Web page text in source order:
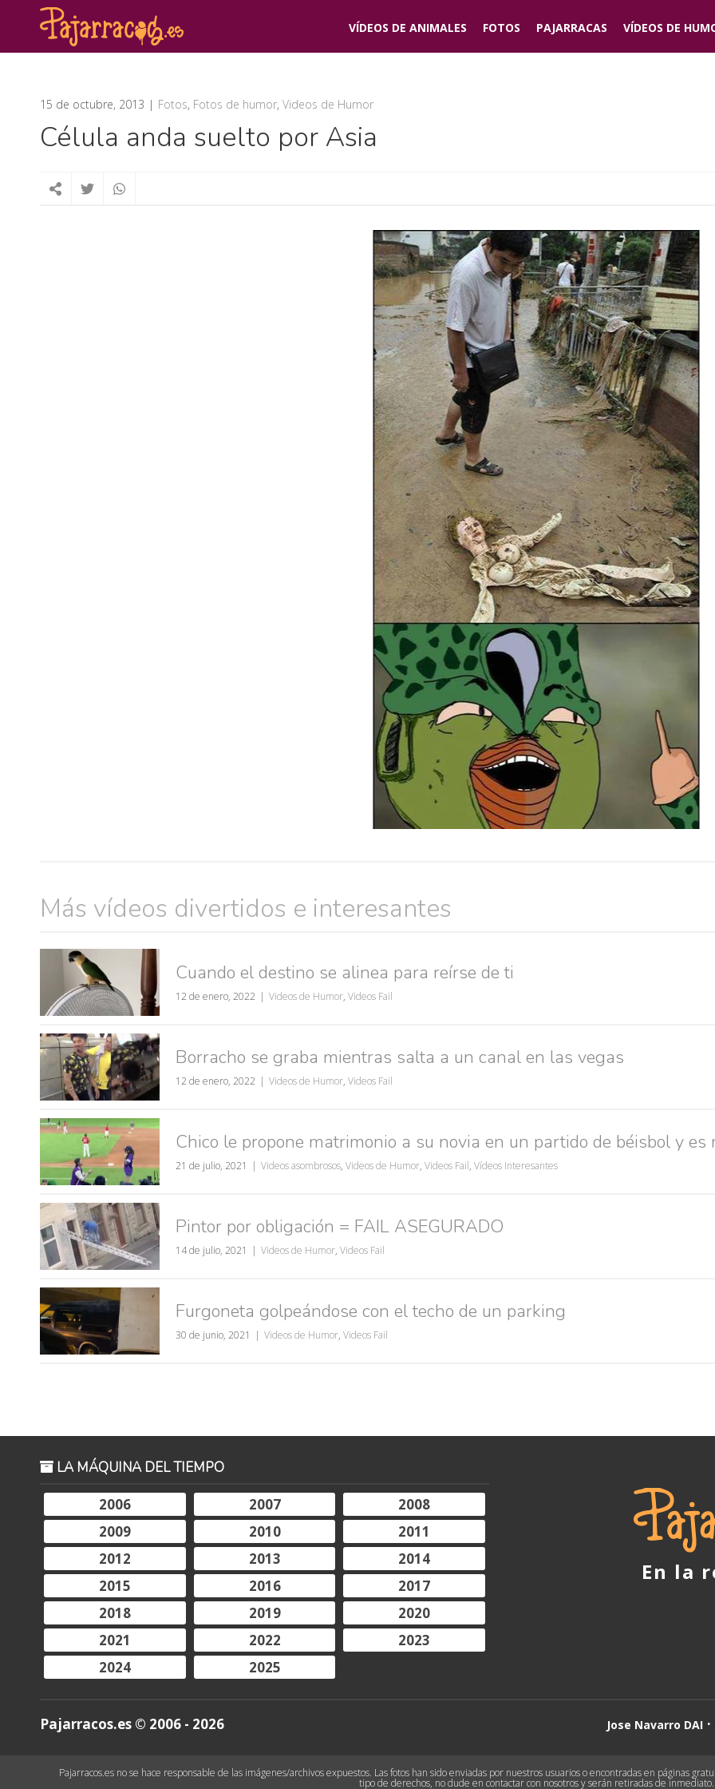
mujeres guapas
volver a nacer
VÍDEOS DE ANIMALES FOTOS PAJARRACAS VÍDEOS DE
15 de octubre, 2013 Fotos, Fotos de humor, Videos de Humor
Célula anda suelto por Asia
Más vídeos divertidos e interesantes
Cuando el destino se alinea para reírse de ti
12 de enero, 2022 Videos de Humor, Videos Fail
Borracho se graba mientras salta a un canal en las vegas
12 de enero, 2022 Videos de Humor, Videos Fail
Chico le propone matrimonio a su novia en un partido de béisbol y es
21 de julio, 2021 Videos asombrosos, Videos de Humor, Videos Fail, Vídeos Interesantes
Pintor por obligación = FAIL ASEGURADO
14 de julio, 2021 Videos de Humor, Videos Fail
Furgoneta golpeándose con el techo de un parking
30 de junio, 2021 Videos de Humor, Videos Fail
LA MÁQUINA DEL TIEMPO
2006
2007
2008
2009
2010
2011
2012
2013
2014
2015
2016
2017
2018
2019
2020
2021
2022
2023
2024
2025
En la
Pajarracos.es © 2006 - 2026 Jose Navarro DAI
Pajarracos.es no se hace responsable de las imágenes/archivos expuestos. Las fotos han sido enviadas por nuestros usuarios o encontradas en páginas
tipo de derechos, no dude en contactar con nosotros y serán retiradas de inmediato.